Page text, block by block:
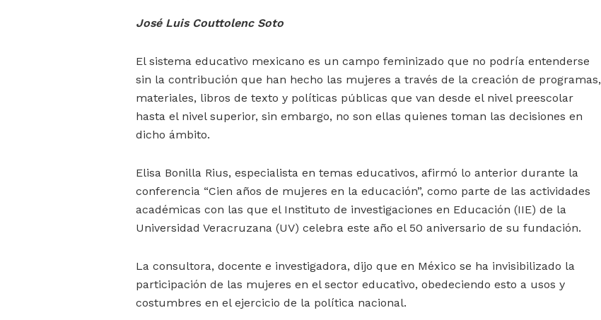
José Luis Couttolenc Soto
El sistema educativo mexicano es un campo feminizado que no podría entenderse
sin la contribución que han hecho las mujeres a través de la creación de programas,
materiales, libros de texto y políticas públicas que van desde el nivel preescolar
hasta el nivel superior, sin embargo, no son ellas quienes toman las decisiones en
dicho ámbito.
Elisa Bonilla Rius, especialista en temas educativos, afirmó lo anterior durante la
conferencia “Cien años de mujeres en la educación”, como parte de las actividades
académicas con las que el Instituto de investigaciones en Educación (IIE) de la
Universidad Veracruzana (UV) celebra este año el 50 aniversario de su fundación.
La consultora, docente e investigadora, dijo que en México se ha invisibilizado la
participación de las mujeres en el sector educativo, obedeciendo esto a usos y
costumbres en el ejercicio de la política nacional.